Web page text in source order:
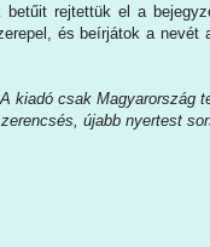
rejtettük el a
és beírjátok a nevét
kiadó csak Magyarország
újabb nyertest